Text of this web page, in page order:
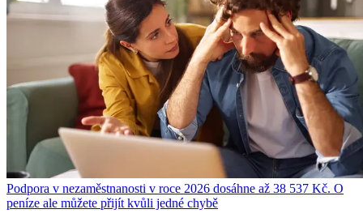
Podpora v nezaměstnanosti v roce 2026 dosáhne až 38 537 Kč. O
peníze ale můžete přijít kvůli jedné chybě